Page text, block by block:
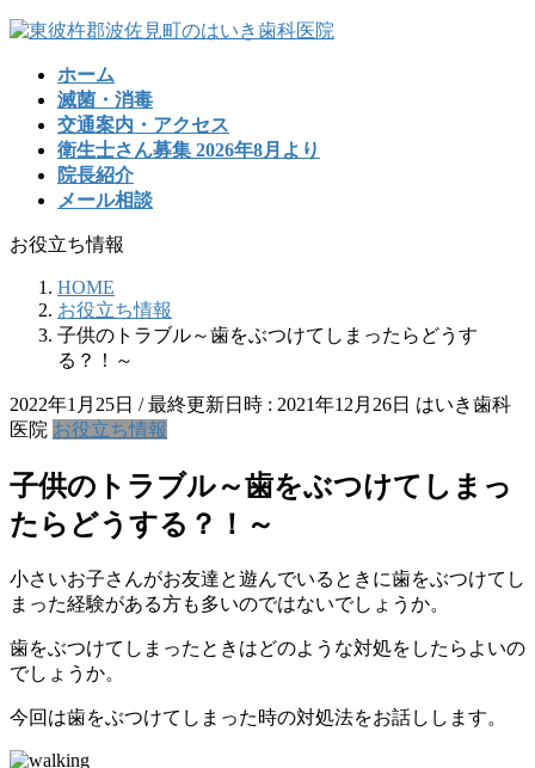
コ
プ
ナ
動
ホーム
滅菌・消毒
交通案内・アクセス
衛生士さん募集 2026年8月より
院長紹介
メール相談
お役立ち情報
HOME
お役立ち情報
子供のトラブル～歯をぶつけてしまったらどうす
る？！～
2022年1月25日 / 最終更新日時 : 2021年12月26日 はいき歯科
医院 お役立ち情報
子供のトラブル～歯をぶつけてしまっ
たらどうする？！～
小さいお子さんがお友達と遊んでいるときに歯をぶつけてし
まった経験がある方も多いのではないでしょうか。
歯をぶつけてしまったときはどのような対処をしたらよいの
でしょうか。
今回は歯をぶつけてしまった時の対処法をお話しします。